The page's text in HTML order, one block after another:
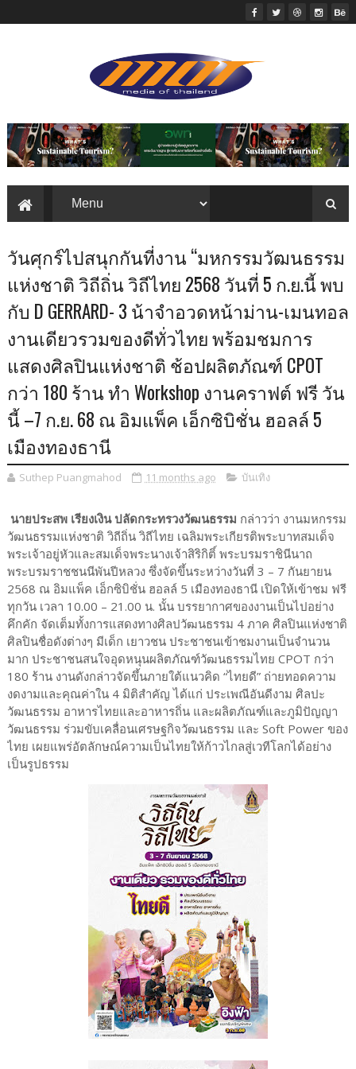
วันศุกร์ไปสนุกกันที่งาน “มหกรรมวัฒนธรรม
แห่งชาติ วิถีถิ่น วิถีไทย 2568 วันที่ 5 ก.ย.นี้ พบ
กับ D GERRARD- 3 น้าจำอวดหน้าม่าน-เมนทอล
งานเดียวรวมของดีทั่วไทย พร้อมชมการ
แสดงศิลปินแห่งชาติ ช้อปผลิตภัณฑ์ CPOT
กว่า 180 ร้าน ทำ Workshop งานคราฟต์ ฟรี วัน
นี้ –7 ก.ย. 68 ณ อิมแพ็ค เอ็กซิบิชั่น ฮอลล์ 5
เมืองทองธานี
Suthep Puangmahod 11 months ago บันเทิง
นายประสพ เรียงเงิน ปลัดกระทรวงวัฒนธรรม กล่าวว่า งานมหกรรม
วัฒนธรรมแห่งชาติ วิถีถิ่น วิถีไทย เฉลิมพระเกียรติพระบาทสมเด็จ
พระเจ้าอยู่หัวและสมเด็จพระนางเจ้าสิริกิติ์ พระบรมราชินีนาถ
พระบรมราชชนนีพันปีหลวง ซึ่งจัดขึ้นระหว่างวันที่ 3 – 7 กันยายน
2568 ณ อิมแพ็ค เอ็กซิบิชั่น ฮอลล์ 5 เมืองทองธานี เปิดให้เข้าชม ฟรี
ทุกวัน เวลา 10.00 – 21.00 น. นั้น บรรยากาศของงานเป็นไปอย่าง
คึกคัก จัดเต็มทั้งการแสดงทางศิลปวัฒนธรรม 4 ภาค ศิลปินแห่งชาติ
ศิลปินชื่อดังต่างๆ มีเด็ก เยาวชน ประชาชนเข้าชมงานเป็นจำนวน
มาก ประชาชนสนใจอุดหนุนผลิตภัณฑ์วัฒนธรรมไทย CPOT กว่า
180 ร้าน งานดังกล่าวจัดขึ้นภายใต้แนวคิด “ไทยดี” ถ่ายทอดความ
งดงามและคุณค่าใน 4 มิติสำคัญ ได้แก่ ประเพณีอันดีงาม ศิลปะ
วัฒนธรรม อาหารไทยและอาหารถิ่น และผลิตภัณฑ์และภูมิปัญญา
วัฒนธรรม ร่วมขับเคลื่อนเศรษฐกิจวัฒนธรรม และ Soft Power ของ
ไทย เผยแพร่อัตลักษณ์ความเป็นไทยให้ก้าวไกลสู่เวทีโลกได้อย่าง
เป็นรูปธรรม